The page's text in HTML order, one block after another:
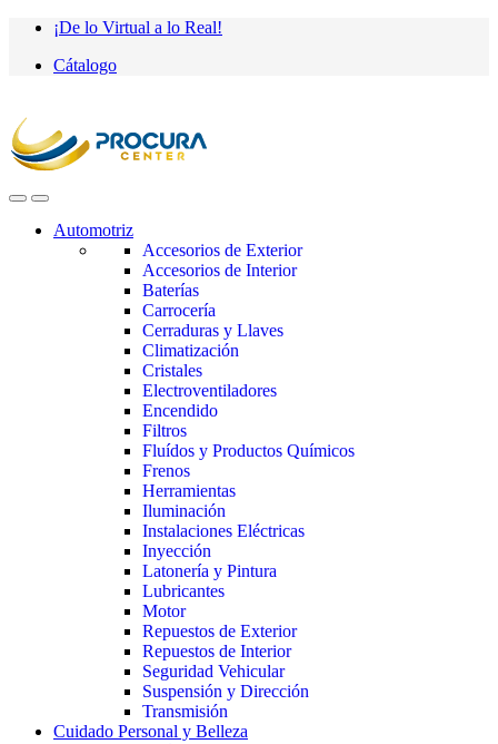
Saltar
navegación
saltar
contenido
¡De lo Virtual a lo Real!
Cátalogo
Automotriz
Accesorios de Exterior
Accesorios de Interior
Baterías
Carrocería
Cerraduras y Llaves
Climatización
Cristales
Electroventiladores
Encendido
Filtros
Fluídos y Productos Químicos
Frenos
Herramientas
Iluminación
Instalaciones Eléctricas
Inyección
Latonería y Pintura
Lubricantes
Motor
Repuestos de Exterior
Repuestos de Interior
Seguridad Vehicular
Suspensión y Dirección
Transmisión
Cuidado Personal y Belleza